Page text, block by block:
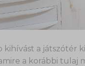
kihívást a játszótér
a korábbi tulaj